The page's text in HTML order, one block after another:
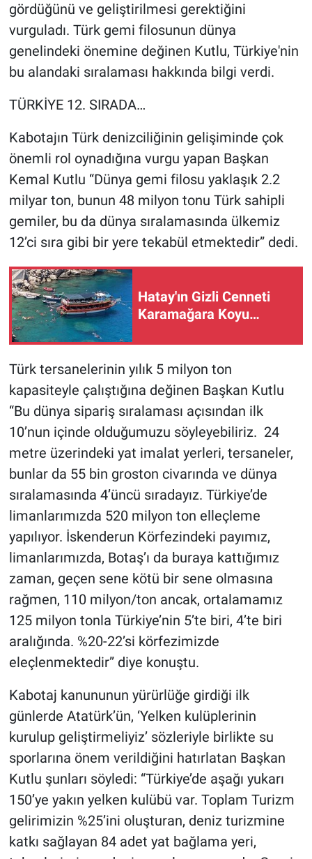
gördüğünü ve geliştirilmesi gerektiğini
vurguladı. Türk gemi filosunun dünya
genelindeki önemine değinen Kutlu, Türkiye'nin
bu alandaki sıralaması hakkında bilgi verdi.
TÜRKİYE 12. SIRADA…
Kabotajın Türk denizciliğinin gelişiminde çok
önemli rol oynadığına vurgu yapan Başkan
Kemal Kutlu “Dünya gemi filosu yaklaşık 2.2
milyar ton, bunun 48 milyon tonu Türk sahipli
gemiler, bu da dünya sıralamasında ülkemiz
12’ci sıra gibi bir yere tekabül etmektedir” dedi.
Hatay'ın Gizli Cenneti
Karamağara Koyu…
Türk tersanelerinin yılık 5 milyon ton
kapasiteyle çalıştığına değinen Başkan Kutlu
“Bu dünya sipariş sıralaması açısından ilk
10’nun içinde olduğumuzu söyleyebiliriz. 24
metre üzerindeki yat imalat yerleri, tersaneler,
bunlar da 55 bin groston civarında ve dünya
sıralamasında 4’üncü sıradayız. Türkiye’de
limanlarımızda 520 milyon ton elleçleme
yapılıyor. İskenderun Körfezindeki payımız,
limanlarımızda, Botaş’ı da buraya kattığımız
zaman, geçen sene kötü bir sene olmasına
rağmen, 110 milyon/ton ancak, ortalamamız
125 milyon tonla Türkiye’nin 5’te biri, 4’te biri
aralığında. %20-22’si körfezimizde
eleçlenmektedir” diye konuştu.
Kabotaj kanununun yürürlüğe girdiği ilk
günlerde Atatürk’ün, ‘Yelken kulüplerinin
kurulup geliştirmeliyiz’ sözleriyle birlikte su
sporlarına önem verildiğini hatırlatan Başkan
Kutlu şunları söyledi: “Türkiye’de aşağı yukarı
150’ye yakın yelken kulübü var. Toplam Turizm
gelirimizin %25’ini oluşturan, deniz turizmine
katkı sağlayan 84 adet yat bağlama yeri,